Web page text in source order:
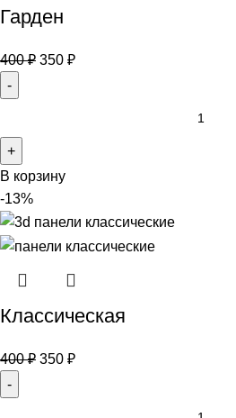
Гарден
400₽ 350 ₽
В корзину
-13%
Классическая
400₽ 350 ₽